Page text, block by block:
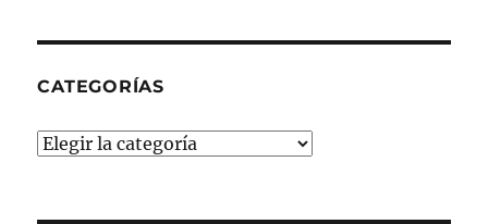
CATEGORÍAS
Categorías